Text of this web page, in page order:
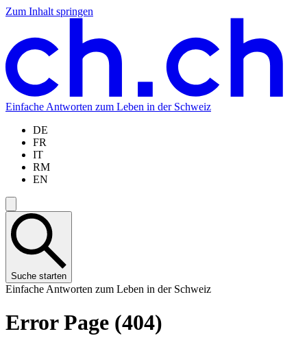
Zum Inhalt springen
Zum
springen
Zur
springen
Zur
springen
Zur
springen
Einfache Antworten zum Leben in der Schweiz
DE
FR
IT
RM
EN
Suche starten
Einfache Antworten zum Leben in der Schweiz
Error Page (404)